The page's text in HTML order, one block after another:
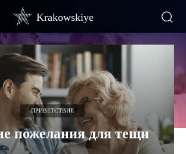
Krakowskiye
ПРИВЕТСТВИЕ
пожелания для тещи